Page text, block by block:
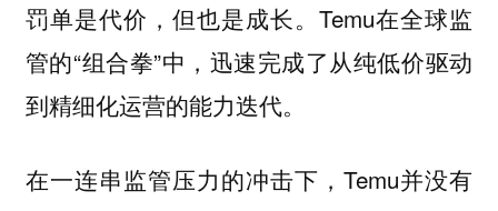
罚单是代价，但也是成长。Temu在全球监
管的“组合拳”中，迅速完成了从纯低价驱动
到精细化运营的能力迭代。
在一连串监管压力的冲击下，Temu并没有